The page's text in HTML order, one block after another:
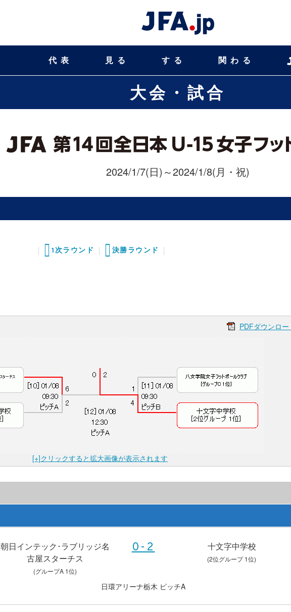
代表 見る する 関わる
大会・試合
2024/1/7(日)～2024/1/8(月・祝)
1次ラウンド 決勝ラウンド
PDFダウンロー
[+]クリックすると拡大画像が表示されます
朝日インテック･ラブリッジ名
古屋スターチス
(グループA 1位)
0-2 十文字中学校
(2位グループ 1位)
日環アリーナ栃木 ピッチA